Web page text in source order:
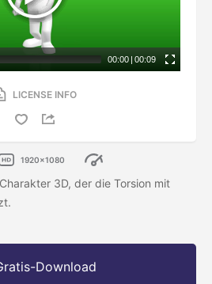
00:00 | 00:09
LICENSE INFO
1920x1080
3D, der die Torsion mit
Download